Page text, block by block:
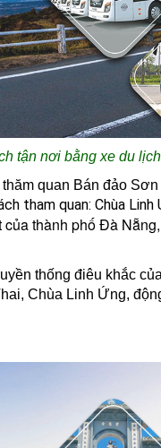
tận nơi bằng xe du
quan Bán đảo Sơn
tham quan:Chùa Linh
của thành phố Đà
thống điêu khắc
Chùa Linh Ứng,